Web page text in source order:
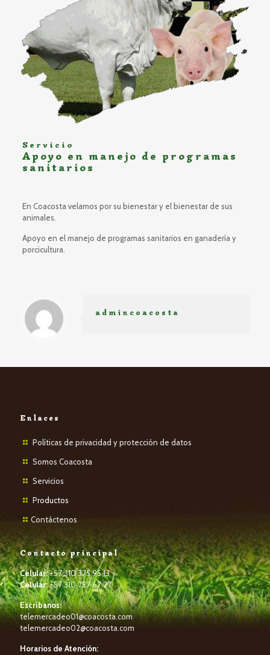
Servicio
Apoyo en manejo de programas
sanitarios
En Coacosta velamos por su bienestar y el bienestar de sus
animales.
Apoyo en el manejo de programas sanitarios en ganadería y
porcicultura.
admincoacosta
Enlaces
Políticas de privacidad y protección de datos
Somos Coacosta
Servicios
Productos
Contáctenos
Contacto principal
Celular:+57 310 375 95 13
Celular:+57 310 757 67 27
Escríbanos:
telemercadeo01@coacosta.com
telemercadeo02@coacosta.com
Horarios de Atención: